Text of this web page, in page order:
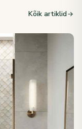
Kõik artiklid